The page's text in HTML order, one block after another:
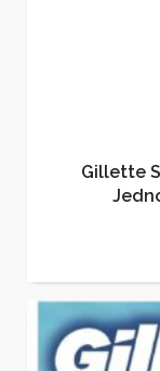
Gillette